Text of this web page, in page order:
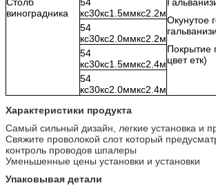
виноградника
кс30кс1.5ммкс2.2м
Окунутое
Покрытие
цвет етк)
54
кс30кс2.0ммкс2.2м
54
кс30кс1.5ммкс2.4м
54
кс30кс2.0ммкс2.4м
Характеристики продукта
Самый сильный дизайн, легкие установка и
Свяжите проволокой слот который
контроль проводов шпалеры
Уменьшенные цены установки и установки
Упаковывая детали